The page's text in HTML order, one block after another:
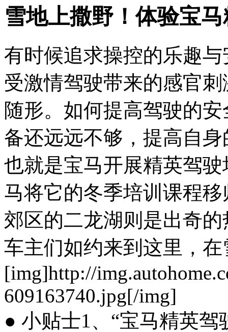
雪地上撒野！体验宝
有时候追求操控的乐趣
受激情驾驶带来的感官
随形。如何提高驾驶的
备还远远不够，提高自
也就是宝马开展精英驾
马将它的冬季培训课程
郊区的二龙湖则是出奇
车主们如约来到这里，
[img]http://
609163740.jpg[/img]
● 小贴士1、“宝马精英驾